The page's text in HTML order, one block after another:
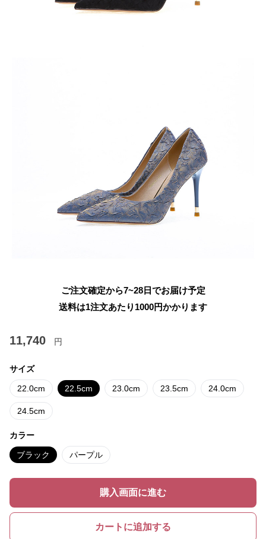
ご注文確定から7~28日でお届け予定
送料は1注文あたり 1000円かかります
11,740 円
サイズ
22.0cm 22.5cm 23.0cm 23.5cm 24.0cm
24.5cm
カラー
ブラック パープル
購入画面に進む
カートに追加する